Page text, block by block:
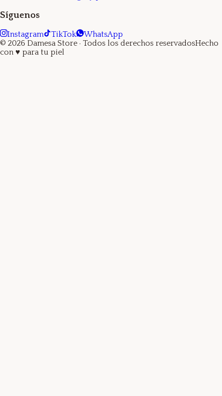
Síguenos
Instagram TikTok
WhatsApp
© 2026 Damesa Store · Todos los derechos reservadosHecho
con ♥ para tu piel